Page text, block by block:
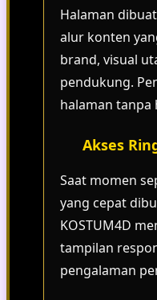
Halaman
alur konten
brand, visual
pendukung.
halaman tanpa
Akses
Saat momen
yang cepat
KOSTUM4D
tampilan
pengalaman